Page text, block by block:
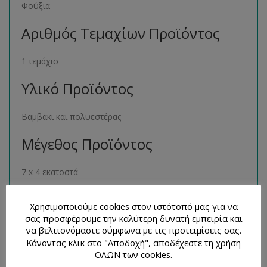
Φούξια
Αριθμός Τεμαχίων Προϊόντος
1 τεμάχιο
Υλικό Προϊόντος
Βαμβάκι και πολυεστέρας
Μέγεθος Προϊόντος
7 x 4 εκατοστά
Παρόμοια Προϊόντα
Μπορείτε να βρείτε πολλά παρόμοια προϊόντα της ίδιας
κατηγορίας στο ηλεκτρονικό μας κατάστημα
ακολουθώντας τον σύνδεσμοεδώ.
Χρησιμοποιούμε cookies στον ιστότοπό μας για να
σας προσφέρουμε την καλύτερη δυνατή εμπειρία και
να βελτιονόμαστε σύμφωνα με τις προτειμίσεις σας.
Κάνοντας κλικ στο "Αποδοχή", αποδέχεστε τη χρήση
ΟΛΩΝ των cookies.